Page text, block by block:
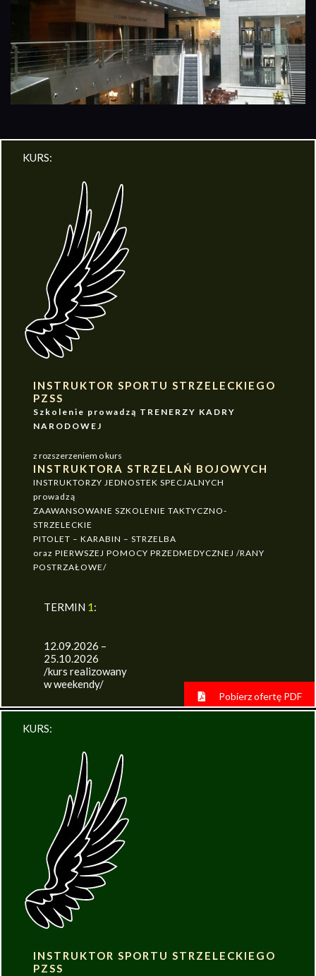
KURS:
INSTRUKTOR SPORTU STRZELECKIEGO
PZSS
Szkolenie prowadzą TRENERZY KADRY
NARODOWEJ
z rozszerzeniem o kurs
INSTRUKTORA STRZELAŃ BOJOWYCH
INSTRUKTORZY JEDNOSTEK SPECJALNYCH
prowadzą
ZAAWANSOWANE SZKOLENIE TAKTYCZNO-
STRZELECKIE
PITOLET – KARABIN – STRZELBA
oraz PIERWSZEJ POMOCY PRZEDMEDYCZNEJ /RANY
POSTRZAŁOWE/
TERMIN 1:
12.09.2026 –
25.10.2026
/kurs realizowany
w weekendy/
Pobierz ofertę PDF
KURS:
INSTRUKTOR SPORTU STRZELECKIEGO
PZSS